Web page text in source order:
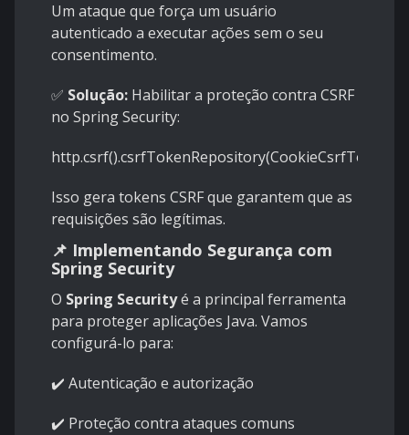
Um ataque que força um usuário
autenticado a executar ações sem o seu
consentimento.
✅ Solução: Habilitar a proteção contra CSRF
no Spring Security:
Isso gera tokens CSRF que garantem que as
requisições são legítimas.
📌 Implementando Segurança com
Spring Security
O Spring Securityé a principal ferramenta
para proteger aplicações Java. Vamos
configurá-lo para:
✔️ Autenticação e autorização
✔️ Proteção contra ataques comuns